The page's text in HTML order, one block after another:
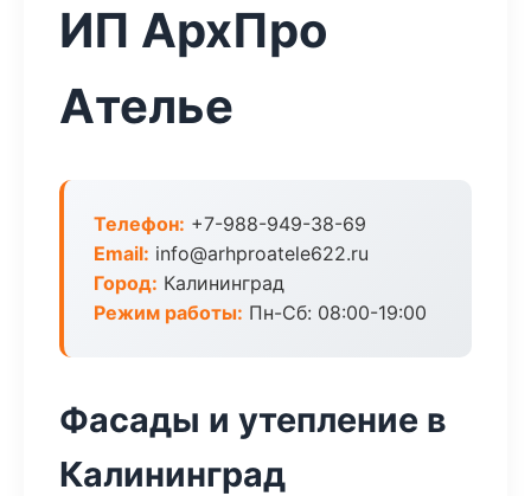
ИП АрхПро
Ателье
Телефон: +7-988-949-38-69
Email: info@arhproatele622.ru
Город: Калининград
Режим работы: Пн-Сб: 08:00-19:00
Фасады и утепление в
Калининград